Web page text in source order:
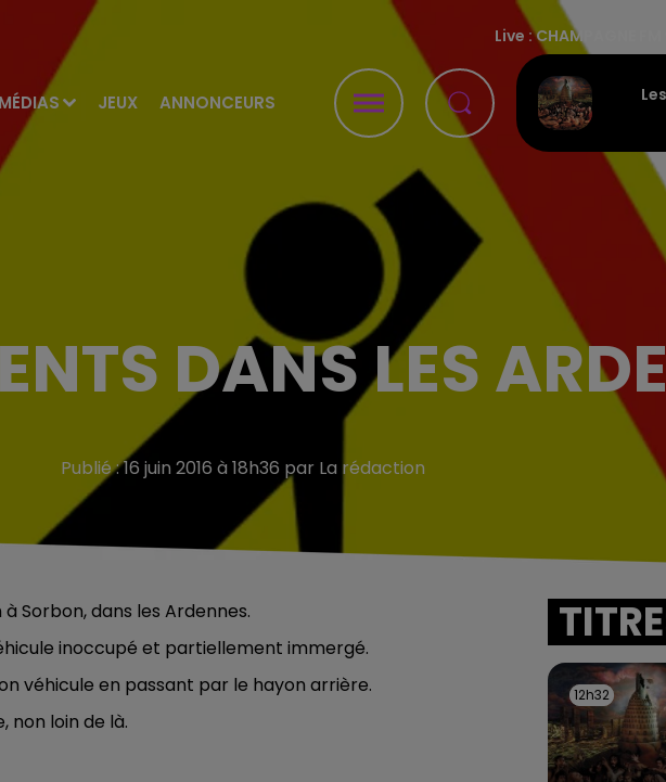
MÉDIAS JEUX ANNONCEURS
Live :CHAMPAGNE FM
DANS LES
Publié : 16 juin 2016 à 18h36 par La rédaction
Sorbon, dans les Ardennes.
inoccupé et partiellement immergé.
véhicule en passant par le hayon arrière.
non loin de là.
12h32
12h32